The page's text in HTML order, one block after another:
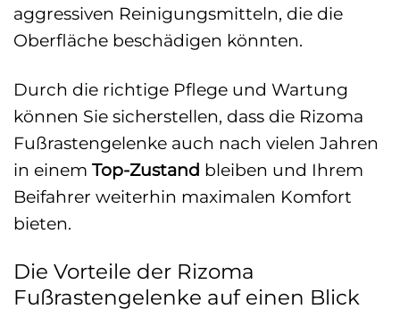
aggressiven Reinigungsmitteln, die die
Oberfläche beschädigen könnten.
Durch die richtige Pflege und Wartung
können Sie sicherstellen, dass die Rizoma
Fußrastengelenke auch nach vielen Jahren
in einem Top-Zustand bleiben und Ihrem
Beifahrer weiterhin maximalen Komfort
bieten.
Die Vorteile der Rizoma
Fußrastengelenke auf einen Blick